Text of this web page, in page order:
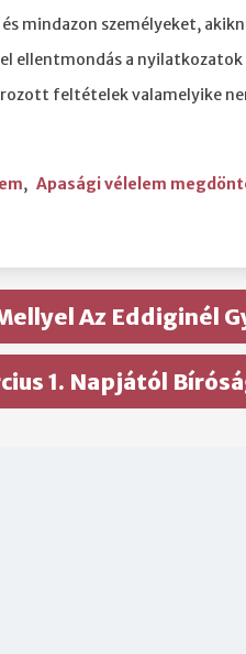
mindazon személyeket,
ellentmondás a
feltételek valamelyike
, Apasági vélelem
Az Eddiginél
1. Napjától